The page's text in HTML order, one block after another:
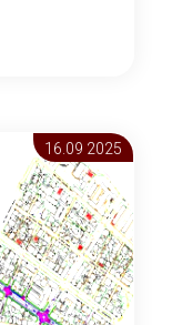
16.09 2025